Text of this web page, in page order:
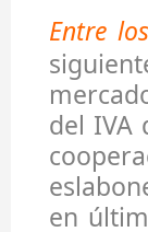
Entre
del IVA
en